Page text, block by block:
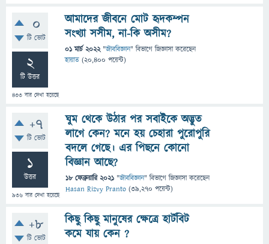
0
টি ভোট
2
টি উত্তর
433 বার দেখা হয়েছে
আমাদের জীবনে মোট হৃদকম্পন
সংখ্যা সসীম, না-কি অসীম?
01 মার্চ 2022 "জীববিজ্ঞান" বিভাগে জিজ্ঞাসাকরেছেন
হায়াত (20,400 পয়েন্ট)
+7
টি ভোট
1
উত্তর
936 বার দেখা হয়েছে
ঘুম থেকে উঠার পর সবাইকে অদ্ভুত
লাগে কেন? মনে হয় চেহারা পুরোপুরি
বদলে গেছে। এর পিছনে কোনো
বিজ্ঞান আছে?
18 ফেব্রুয়ারি 2021 "জীববিজ্ঞান" বিভাগে জিজ্ঞাসাকরেছেন
Hasan Rizvy Pranto (39,270 পয়েন্ট)
+8
টি ভোট
কিছু কিছু মানুষের ক্ষেত্রে হার্টবিট
কমে যায় কেন ?